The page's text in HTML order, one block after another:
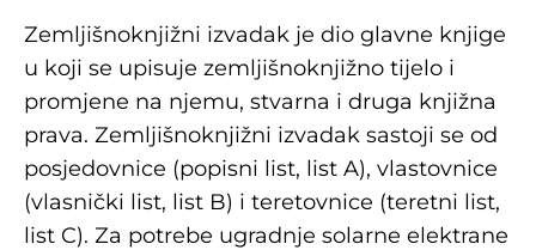
Zemljišnoknjižni izvadak je dio glavne knjige
u koji se upisuje zemljišnoknjižno tijelo i
promjene na njemu, stvarna i druga knjižna
prava. Zemljišnoknjižni izvadak sastoji se od
posjedovnice (popisni list, list A), vlastovnice
(vlasnički list, list B) i teretovnice (teretni list,
list C). Za potrebe ugradnje solarne elektrane